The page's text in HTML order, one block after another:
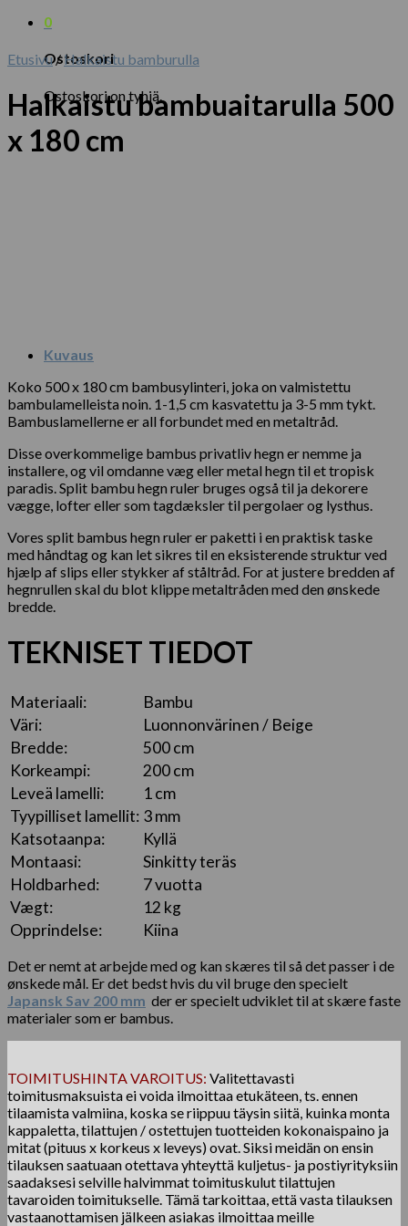
0
Ostoskori
Ostoskori on tyhjä.
Etusivu / Halkaistu bamburulla
Halkaistu bambuaitarulla 500
x 180 cm
Kuvaus
Koko 500 x 180 cm bambusylinteri, joka on valmistettu
bambulamelleista noin. 1-1,5 cm kasvatettu ja 3-5 mm tykt.
Bambuslamellerne er all forbundet med en metaltråd.
Disse overkommelige bambus privatliv hegn er nemme ja
installere, og vil omdanne væg eller metal hegn til et tropisk
paradis. Split bambu hegn ruler bruges også til ja dekorere
vægge, lofter eller som tagdæksler til pergolaer og lysthus.
Vores split bambus hegn ruler er paketti i en praktisk taske
med håndtag og kan let sikres til en eksisterende struktur ved
hjælp af slips eller stykker af ståltråd. For at justere bredden af ​​
hegnrullen skal du blot klippe metaltråden med den ønskede
bredde.
TEKNISET TIEDOT
Materiaali:
Bambu
Väri:
Luonnonvärinen / Beige
Bredde:
500 cm
Korkeampi:
200 cm
Leveä lamelli:
1 cm
Tyypilliset lamellit: 3 mm
Katsotaanpa:
Kyllä
Montaasi:
Sinkitty teräs
Holdbarhed:
7 vuotta
Vægt:
12 kg
Opprindelse:
Kiina
Det er nemt at arbejde med og kan skæres til så det passer i de
ønskede mål. Er det bedst hvis du vil bruge den specielt
Japansk Sav 200 mm der er specielt udviklet til at skære faste
materialer som er bambus.
TOIMITUSHINTA VAROITUS: Valitettavasti
toimitusmaksuista ei voida ilmoittaa etukäteen, ts. ennen
tilaamista valmiina, koska se riippuu täysin siitä, kuinka monta
kappaletta, tilattujen / ostettujen tuotteiden kokonaispaino ja
mitat (pituus x korkeus x leveys) ovat. Siksi meidän on ensin
tilauksen saatuaan otettava yhteyttä kuljetus- ja postiyrityksiin
saadaksesi selville halvimmat toimituskulut tilattujen
tavaroiden toimitukselle. Tämä tarkoittaa, että vasta tilauksen
vastaanottamisen jälkeen asiakas ilmoittaa meille